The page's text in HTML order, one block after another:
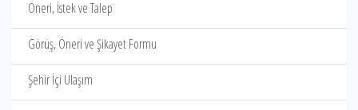
Öneri, İstek ve Talep
Görüş, Öneri ve Şikayet Formu
Şehir İçi Ulaşım